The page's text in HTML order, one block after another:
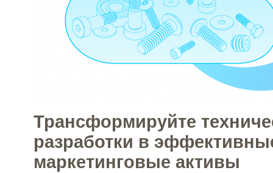
Трансформируйте
разработки в
маркетинговые активы